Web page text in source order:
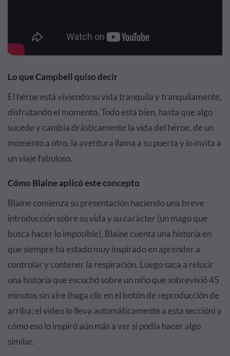
Lo que Campbell quiso decir
El héroe está viviendo su vida tranquila y tranquilamente,
disfrutando el momento. Todo está bien, hasta que algo
sucede y cambia drásticamente la vida del héroe, de un
momento a otro, la aventura llama a su puerta y lo invita a
un viaje fabuloso.
Cómo Blaine aplicó este concepto
Blaine comienza su presentación haciendo una breve
introducción sobre su vida y su carácter (un mago que
busca hacer lo imposible), Blaine cuenta una historia en
que siempre ha estado muy inspirado en aprender a
controlar y contener la respiración. Luego saca a relucir
una historia que escuchó sobre un niño que sobrevivió 45
minutos sin aire (haga clic en el botón de reproducción de
arriba; el video lo lleva automáticamente a esta sección) y
cómo eso lo inspiró aún más a ver si podía hacer algo
similar.